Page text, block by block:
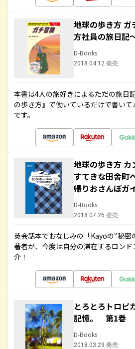
地球の歩き方 ガ
方社員の旅日記
D-Books
2018.04.12 発売
本書は4人の旅好きによるただの旅日
の歩き方』で働いているだけで書い
です。
地球の歩き方 カ
すてきな田舎町
帰りおさんぽガ
D-Books
2018.07.26 発売
英会話本でおなじみの「Kayoの“秘密
著者が、今度は自分の滞在するロン
介！
とろとろトロ
記憶。 第1巻
D-Books
2018.03.29 発売